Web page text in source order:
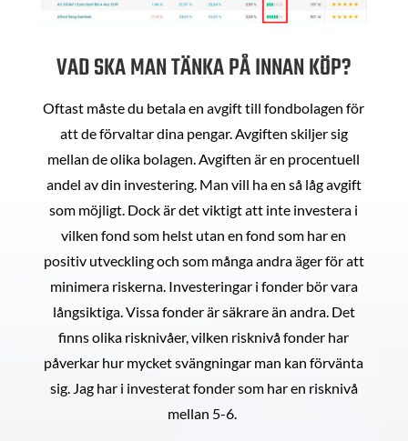
VAD SKA MAN TÄNKA PÅ INNAN KÖP?
Oftast måste du betala en avgift till fondbolagen för
att de förvaltar dina pengar. Avgiften skiljer sig
mellan de olika bolagen. Avgiften är en procentuell
andel av din investering. Man vill ha en så låg avgift
som möjligt. Dock är det viktigt att inte investera i
vilken fond som helst utan en fond som har en
positiv utveckling och som många andra äger för att
minimera riskerna. Investeringar i fonder bör vara
långsiktiga. Vissa fonder är säkrare än andra. Det
finns olika risknivåer, vilken risknivå fonder har
påverkar hur mycket svängningar man kan förvänta
sig. Jag har i investerat fonder som har en risknivå
mellan 5-6.